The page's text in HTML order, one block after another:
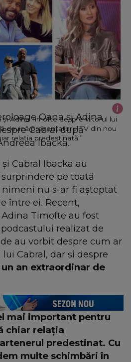
Adina Timofte despre viitorul lui
devină prezentatorul TV din nou
relația predestinată.”
Oana și Adina
Cabral după
Ibacka.
Cabral Ibacka au
pe toată
nimeni nu s-ar fi așteptat
între ei. Recent,
Timofte au fost
realizat de
au vorbit despre cum ar
Cabral, dar și despre
un an extraordinar de
mai important pentru
chiar relația
predestinat. Cu
multe schimbări în